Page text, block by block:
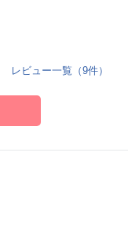
レビュー一覧（9件）